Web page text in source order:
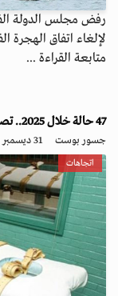
لإلغاء اتفاق الهجرة
متابعة القراءة ...
47 حالة خلال 2025.. تصعيد غير مسبوق لعقوبة الإعدام في الولايات المتحدة
جسور بوست 31 ديسمبر 2025 - 15:58
اتجاهات